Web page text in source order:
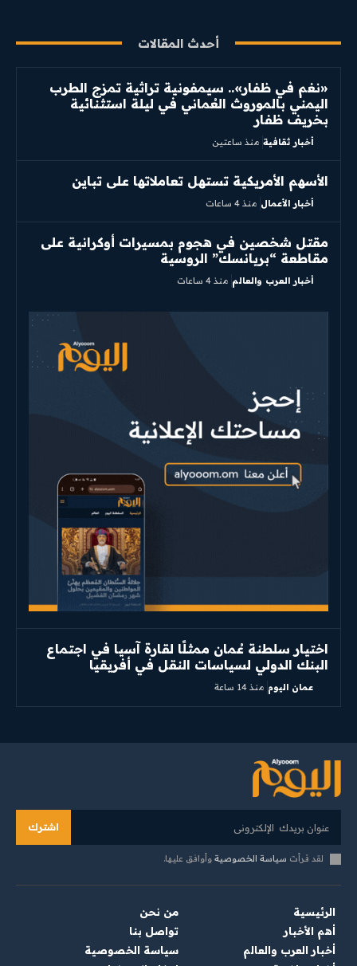
أحدث المقالات
«نغم في ظفار».. سيمفونية تراثية تمزج الطرب
اليمني بالموروث العُماني في ليلة استثنائية
بخريف ظفار
أخبار ثقافية منذ ساعتين
الأسهم الأمريكية تستهل تعاملاتها على تباين
أخبار الأعمال منذ 4 ساعات
مقتل شخصين في هجوم بمسيرات أوكرانية على
مقاطعة “بريانسك” الروسية
أخبار العرب والعالم منذ 4 ساعات
اختيار سلطنة عُمان ممثلًا لقارة آسيا في اجتماع
البنك الدولي لسياسات النقل في أفريقيا
عمان اليوم منذ 14 ساعة
اشترك
لقد قرأت سياسة الخصوصية وأوافق عليها.
الرئيسية
أهم الأخبار
أخبار العرب والعالم
من نحن
تواصل بنا
سياسة الخصوصية